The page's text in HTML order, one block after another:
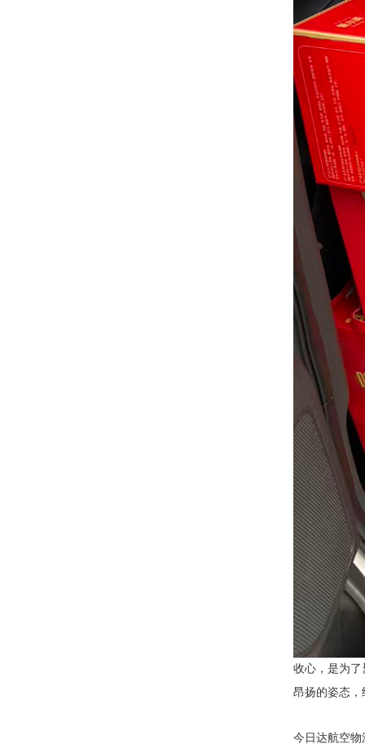
收心，是为
昂扬的姿态，
今日达航空物